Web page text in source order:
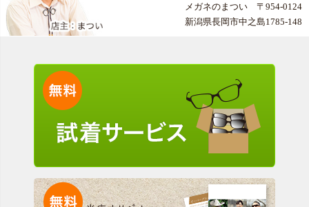
メガネのまつい 〒954-0124
新潟県長岡市中之島1785-148